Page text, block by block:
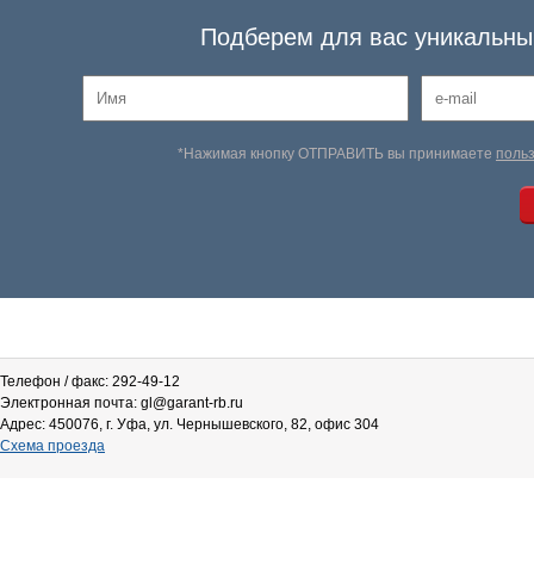
Подберем для вас
*Нажимая кнопку ОТПРАВИТЬ вы принимаете
Телефон / факс: 292-49-12
Электронная почта: gl@garant-rb.ru
Адрес: 450076, г. Уфа, ул. Чернышевского, 82, офис 304
Схема проезда